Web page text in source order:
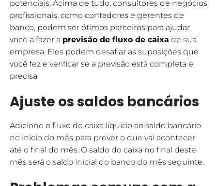
potenciais. Acima de tudo, consultores de negócios
profissionais, como contadores e gerentes de
banco, podem ser ótimos parceiros para ajudar
você a fazer a previsão de fluxo de caixa de sua
empresa. Eles podem desafiar as suposições que
você fez e verificar se a previsão está completa e
precisa.
Ajuste os saldos bancários
Adicione o fluxo de caixa líquido ao saldo bancário
no início do mês para prever o que vai acontecer
até o final do mês. O saldo do caixa no final deste
mês será o saldo inicial do banco do mês seguinte.